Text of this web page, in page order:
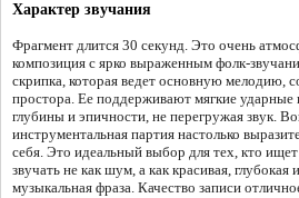
Характер звучания
Фрагмент длится 30 секунд. Это очень
композиция с ярко выраженным фолк-
скрипка, которая ведет основную мелодию,
простора. Ее поддерживают мягкие ударные
глубины и эпичности, не перегружая звук.
инструментальная партия настолько
себя. Это идеальный выбор для тех, кто
звучать не как шум, а как красивая,
музыкальная фраза. Качество записи